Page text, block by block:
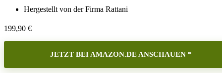
Hergestellt von der Firma Rattani
199,90 €
JETZT BEI AMAZON.DE ANSCHAUEN *